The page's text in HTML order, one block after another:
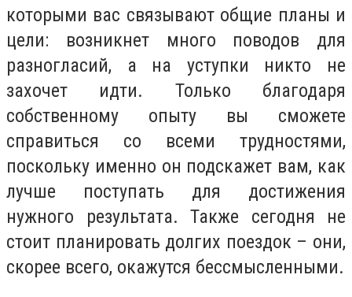
которыми вас связывают общие планы и
цели: возникнет много поводов для
разногласий, а на уступки никто не
захочет идти. Только благодаря
собственному опыту вы сможете
справиться со всеми трудностями,
поскольку именно он подскажет вам, как
лучше поступать для достижения
нужного результата. Также сегодня не
стоит планировать долгих поездок – они,
скорее всего, окажутся бессмысленными.